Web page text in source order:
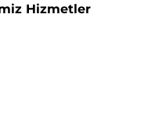
Hizmetler